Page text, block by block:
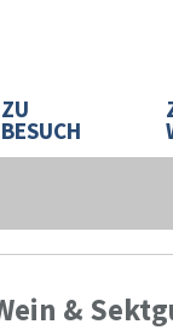
ZU
BESUCH
&